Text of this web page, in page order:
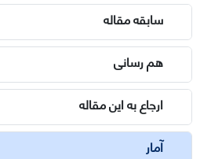
سابقه مقاله
هم رسانی
ارجاع به این مقاله
آمار